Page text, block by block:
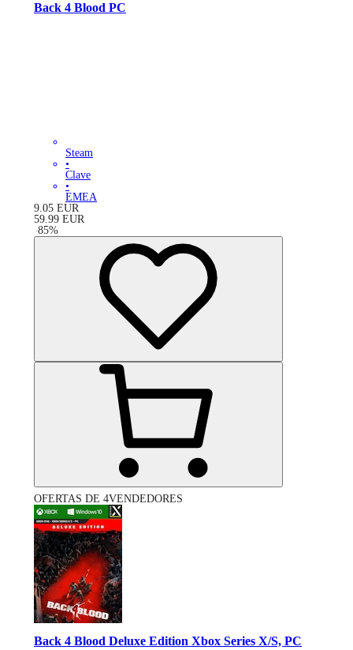
Back 4 Blood PC
Steam
•
Clave
•
EMEA
9.05 EUR
59.99 EUR
-85%
OFERTAS DE 4VENDEDORES
Back 4 Blood Deluxe Edition Xbox Series X/S, PC